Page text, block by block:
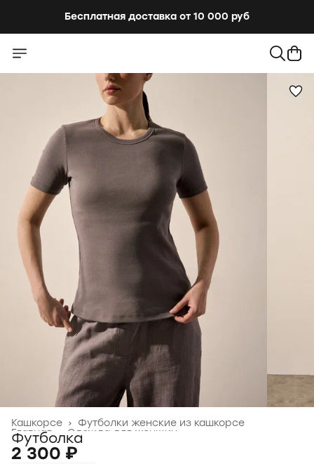
Бесплатная доставка от 10 000 руб
Футболки женские из кашкорсе
Кашкорсе ›
Одежда для женщин
Главная ›
Футболка
2 300 ₽